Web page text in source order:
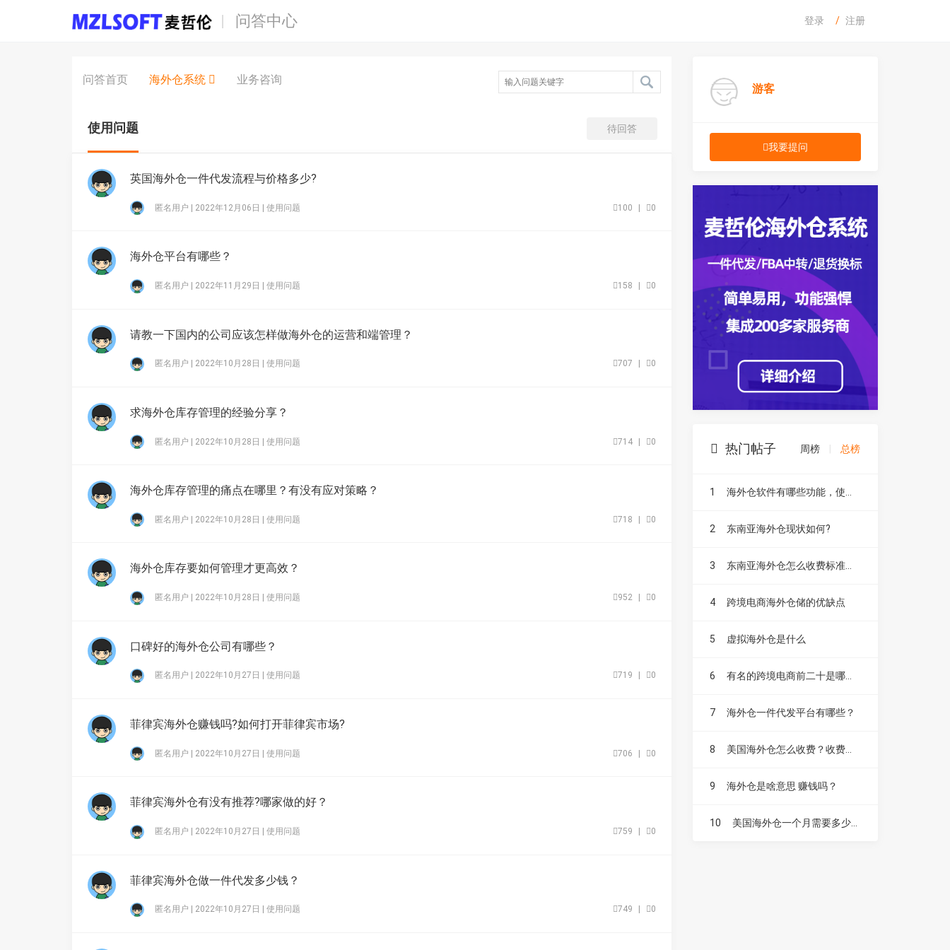
问答中心 登录 注册
问答首页 海外仓系统 业务咨询
使用问题 待回答
英国海外仓一件代发流程与价格多少?
匿名用户 | 2022年12月06日 | 使用问题 100 | 0
海外仓平台有哪些？
匿名用户 | 2022年11月29日 | 使用问题 158 0
请教一下国内的公司应该怎样做海外仓的运营和端管理？
匿名用户 | 2022年10月28日 | 使用问题 707 0
求海外仓库存管理的经验分享？
匿名用户 | 2022年10月28日 | 使用问题 714 | 0
海外仓库存管理的痛点在哪里？有没有应对策略？
匿名用户 | 2022年10月28日 | 使用问题 718 | 0
海外仓库存要如何管理才更高效？
匿名用户 | 2022年10月28日 | 使用问题 952 0
口碑好的海外仓公司有哪些？
匿名用户 | 2022年10月27日 | 使用问题 719 0
菲律宾海外仓赚钱吗?如何打开菲律宾市场?
匿名用户 | 2022年10月27日 | 使用问题 706 | 0
菲律宾海外仓有没有推荐?哪家做的好？
匿名用户 | 2022年10月27日 | 使用问题 759 0
菲律宾海外仓做一件代发多少钱？
匿名用户 | 2022年10月27日 | 使用问题 749 0
游客
我要提问
热门帖子 周榜 总榜
1
2 东南亚海外仓现状如何?
3 东南亚海外仓怎么收费标准是什么?要收哪些费用?
4 跨境电商海外仓储的优缺点
5 虚拟海外仓是什么
6 有名的跨境电商前二十是哪些？
7 海外仓一件代发平台有哪些？
8 美国海外仓怎么收费？收费标准是？
9 海外仓是啥意思 赚钱吗？
10 美国海外仓一个月需要多少费用？